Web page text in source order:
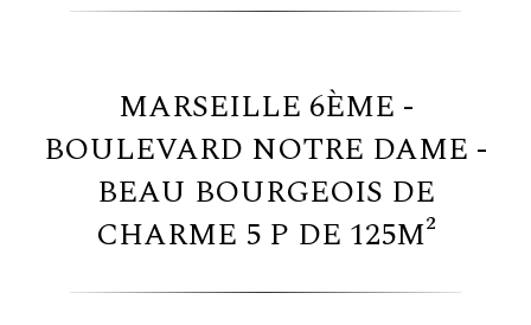
MARSEILLE 6ÈME -
BOULEVARD NOTRE DAME -
BEAU BOURGEOIS DE
CHARME 5 P DE 125M²